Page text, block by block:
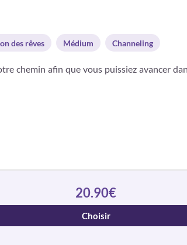
des rêves Médium Channeling
chemin afin que vous puissiez avancer
20.90€
Choisir